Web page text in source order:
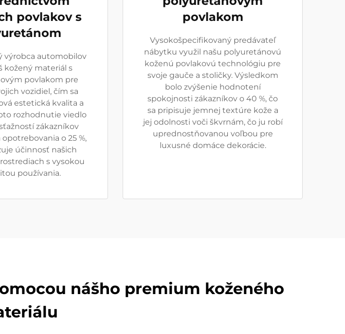
povlakov s
výrobca automobilov
kožený materiál s
povlakom pre
vozidiel, čím sa
estetická kvalita a
rozhodnutie viedlo
zákazníkov
o 25 %,
účinnosť našich
s vysokou
používania.
povlakom
Vysokošpecifikovaný predávateľ
nábytku využil našu polyuretánovú
koženú povlakovú technológiu pre
svoje gauče a stoličky. Výsledkom
bolo zvýšenie hodnotení
spokojnosti zákazníkov o 40 %, čo
sa pripisuje jemnej textúre kože a
jej odolnosti voči škvrnám, čo ju robí
uprednostňovanou voľbou pre
luxusné domáce dekorácie.
nášho premium koženého